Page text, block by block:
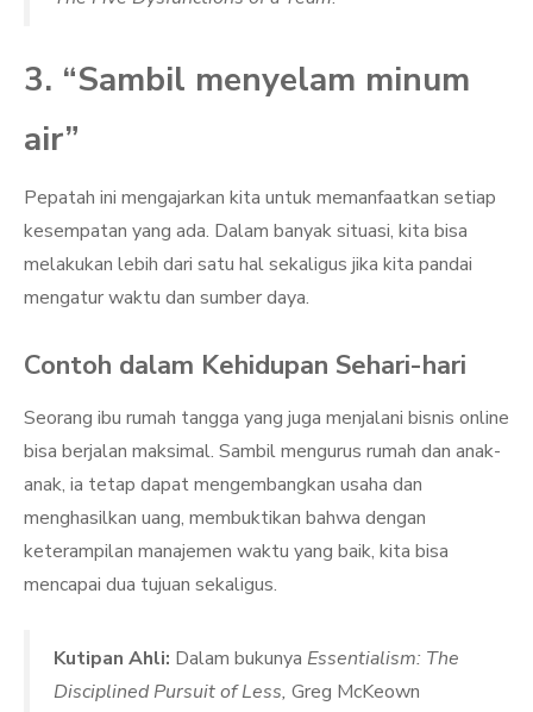
3. “Sambil menyelam minum
air”
Pepatah ini mengajarkan kita untuk memanfaatkan setiap
kesempatan yang ada. Dalam banyak situasi, kita bisa
melakukan lebih dari satu hal sekaligus jika kita pandai
mengatur waktu dan sumber daya.
Contoh dalam Kehidupan Sehari-hari
Seorang ibu rumah tangga yang juga menjalani bisnis online
bisa berjalan maksimal. Sambil mengurus rumah dan anak-
anak, ia tetap dapat mengembangkan usaha dan
menghasilkan uang, membuktikan bahwa dengan
keterampilan manajemen waktu yang baik, kita bisa
mencapai dua tujuan sekaligus.
Kutipan Ahli: Dalam bukunya Essentialism: The
Disciplined Pursuit of Less, Greg McKeown